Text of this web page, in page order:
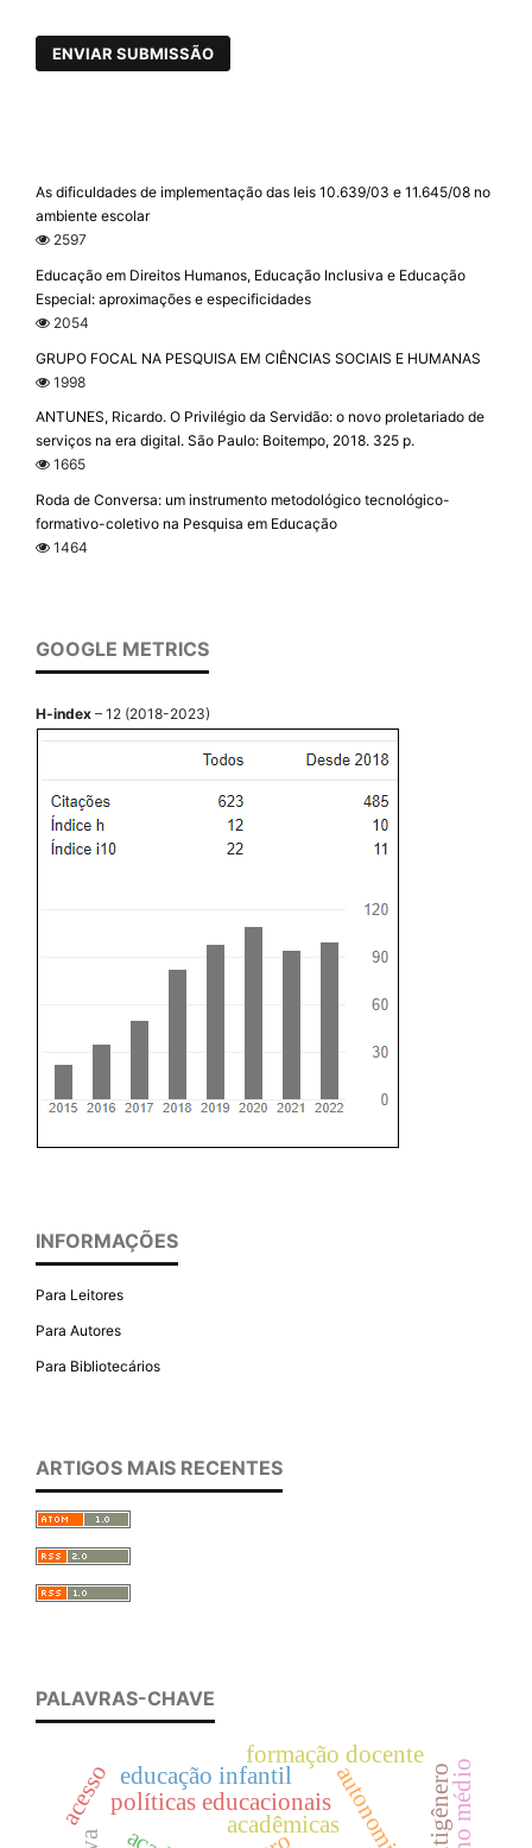
ENVIAR SUBMISSÃO
As dificuldades de implementação das leis 10.639/03 e 11.645/08 no
ambiente escolar
2597
Educação em Direitos Humanos, Educação Inclusiva e Educação
Especial: aproximações e especificidades
2054
GRUPO FOCAL NA PESQUISA EM CIÊNCIAS SOCIAIS E HUMANAS
1998
ANTUNES, Ricardo. O Privilégio da Servidão: o novo proletariado de
serviços na era digital. São Paulo: Boitempo, 2018. 325 p.
1665
Roda de Conversa: um instrumento metodológico tecnológico-
formativo-coletivo na Pesquisa em Educação
1464
GOOGLE METRICS
H-index – 12 (2018-2023)
INFORMAÇÕES
Para Leitores
Para Autores
Para Bibliotecários
ARTIGOS MAIS RECENTES
PALAVRAS-CHAVE
acadêmicas
políticas educacionais
acesso autonomia
formação docente
educação infantil